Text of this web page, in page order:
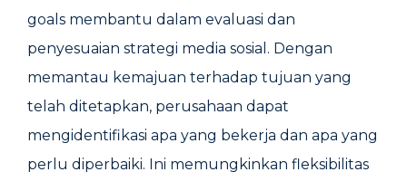
goals membantu dalam evaluasi dan
penyesuaian strategi media sosial. Dengan
memantau kemajuan terhadap tujuan yang
telah ditetapkan, perusahaan dapat
mengidentifikasi apa yang bekerja dan apa yang
perlu diperbaiki. Ini memungkinkan fleksibilitas